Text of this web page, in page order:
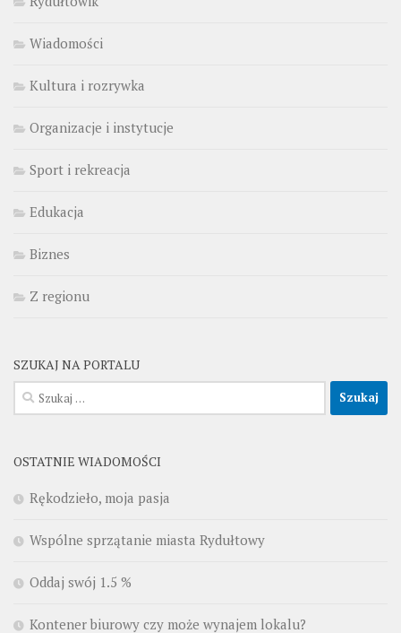
Wiadomości
Kultura i rozrywka
Organizacje i instytucje
Sport i rekreacja
Edukacja
Biznes
Z regionu
SZUKAJ NA PORTALU
Szukaj:
OSTATNIE WIADOMOŚCI
Rękodzieło, moja pasja
Wspólne sprzątanie miasta Rydułtowy
Oddaj swój 1.5 %
Kontener biurowy czy może wynajem lokalu?